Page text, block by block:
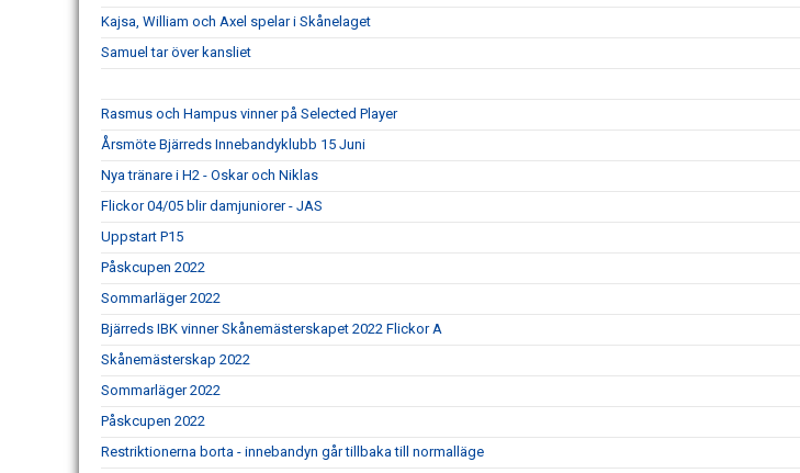
Kajsa, William och Axel spelar i Skånelaget
Samuel tar över kansliet
Rasmus och Hampus vinner på Selected Player
Årsmöte Bjärreds Innebandyklubb 15 Juni
Nya tränare i H2 - Oskar och Niklas
Flickor 04/05 blir damjuniorer - JAS
Uppstart P15
Påskcupen 2022
Sommarläger 2022
Bjärreds IBK vinner Skånemästerskapet 2022 Flickor A
Skånemästerskap 2022
Sommarläger 2022
Påskcupen 2022
Restriktionerna borta - innebandyn går tillbaka till normalläge